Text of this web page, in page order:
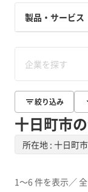
製品・サービス
十日町市
所在地 : 十日町市
1～6 件を表示／
絞り込み